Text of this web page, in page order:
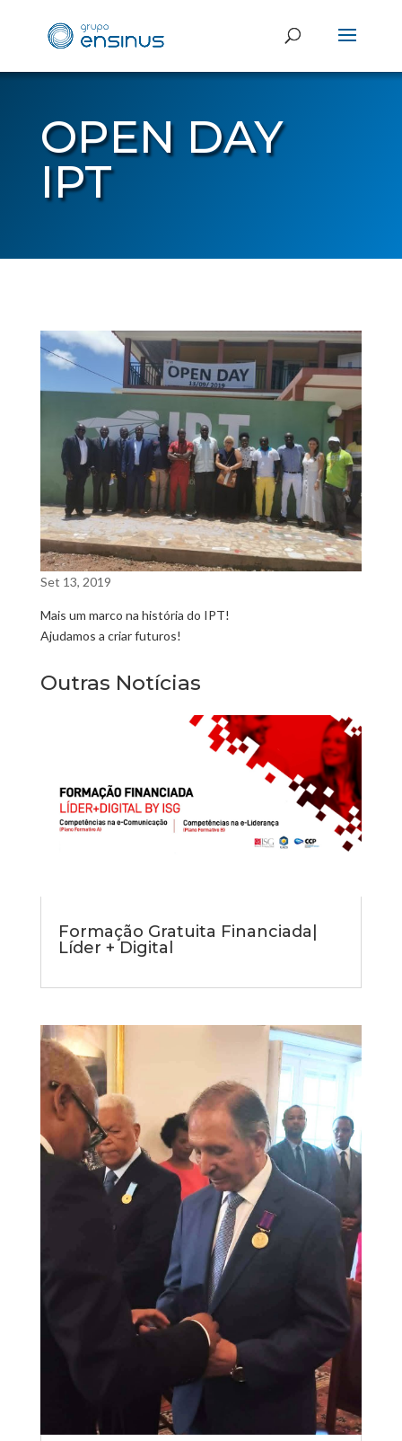
OPEN DAY
IPT
Set 13, 2019
Mais um marco na história do IPT!
Ajudamos a criar futuros!
Outras Notícias
Formação Gratuita Financiada|
Líder + Digital